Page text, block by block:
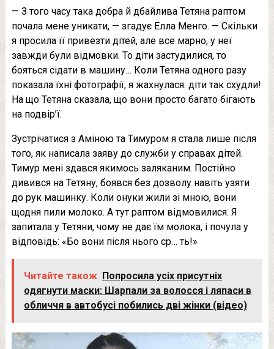
— З того часу така добра й дбайлива Тетяна раптом
почала мене уникати, — згадує Елла Менго. — Скільки
я просила її привезти дітей, але все марно, у неї
завжди були відмовки. То діти застудилися, то
бояться сідати в машину… Коли Тетяна одного разу
показала їхні фотографії, я жахнулася: діти так схудли!
На що Тетяна сказала, що вони просто багато бігають
на подвір’ї.
Зустрічатися з Аміною та Тимуром я стала лише після
того, як написала заяву до служби у справах дітей.
Тимур мені здався якимось заляканим. Постійно
дивився на Тетяну, боявся без дозволу навіть узяти
до рук машинку. Коли онуки жили зі мною, вони
щодня пили молоко. А тут раптом відмовилися. Я
запитала у Тетяни, чому не дає їм молока, і почула у
відповідь: «Бо вони після нього ср… ть!»
Читайте також Попросила усіх присутніх
одягнути маски: Шарпали за волосся і ляпаси в
обличчя в автобусі побились дві жінки (відео)